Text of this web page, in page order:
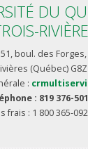
DU
boul. des Forges,
(Québec)
:
: 819 376-
frais : 1 800 365-